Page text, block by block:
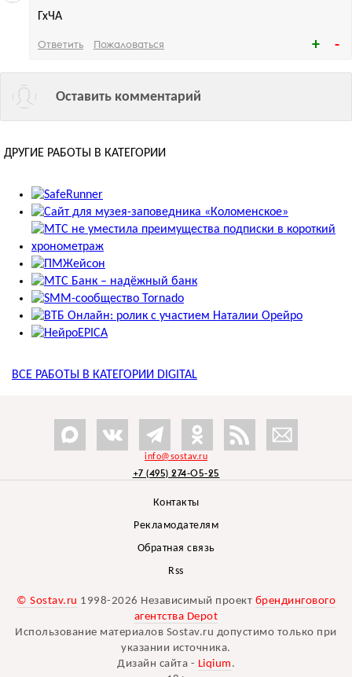
ГхЧА
Ответить Пожаловаться
Оставить комментарий
ДРУГИЕ РАБОТЫ В КАТЕГОРИИ
ВСЕ РАБОТЫ В КАТЕГОРИИ DIGITAL
info@sostav.ru
+7 (495) 274-05-25
Контакты
Рекламодателям
Обратная связь
Rss
© Sostav.ru 1998-2026 Независимый проект брендингового
агентства Depot
Использование материалов Sostav.ru допустимо только при
указании источника.
Дизайн сайта - Liqium .